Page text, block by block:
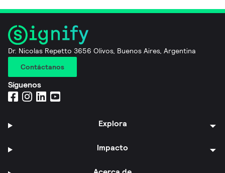
Dr. Nicolas Repetto 3656 Olivos, Buenos Aires, Argentina
Contáctanos
Síguenos
Explora
Impacto